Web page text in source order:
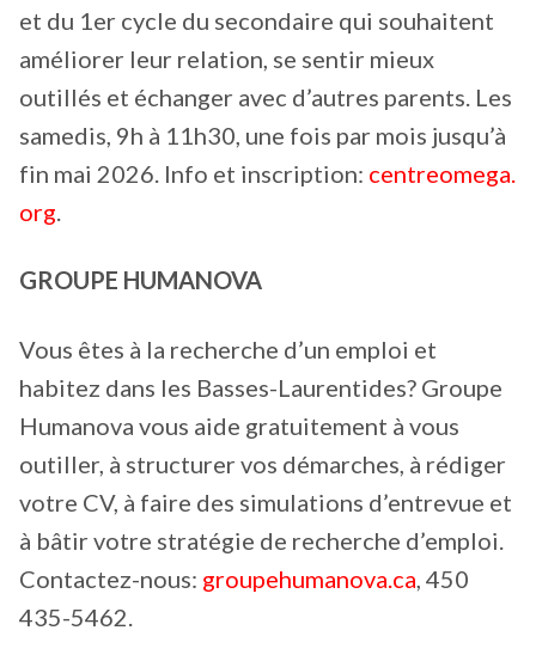
et du 1er cycle du secondaire qui souhaitent
améliorer leur relation, se sentir mieux
outillés et échanger avec d’autres parents. Les
samedis, 9h à 11h30, une fois par mois jusqu’à
fin mai 2026. Info et inscription: centreomega.
org
GROUPE HUMANOVA
Vous êtes à la recherche d’un emploi et
habitez dans les Basses-Laurentides? Groupe
Humanova vous aide gratuitement à vous
outiller, à structurer vos démarches, à rédiger
votre CV, à faire des simulations d’entrevue et
à bâtir votre stratégie de recherche d’emploi.
Contactez-nous: groupehumanova.ca , 450
435-5462.